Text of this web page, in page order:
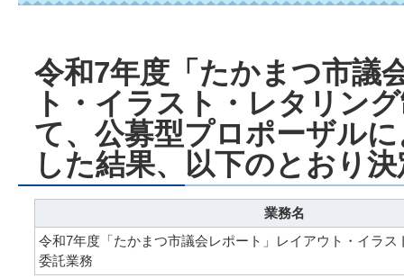
令和7年度「たかまつ市議
ト・イラスト・レタリン
て、公募型プロポーザル
した結果、以下のとおり
業務名
令和7年度「たかまつ市議会レポート」レイアウト・イラス
委託業務